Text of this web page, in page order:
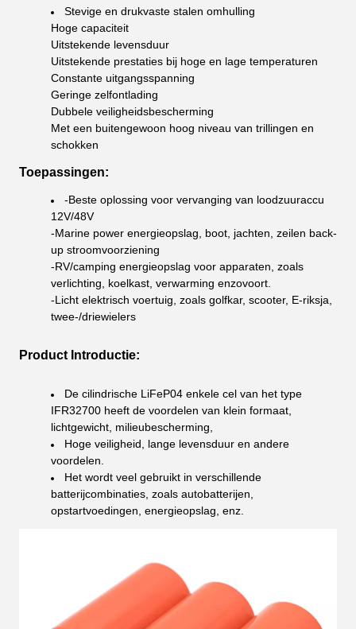
Stevige en drukvaste stalen omhulling
Hoge capaciteit
Uitstekende levensduur
Uitstekende prestaties bij hoge en lage temperaturen
Constante uitgangsspanning
Geringe zelfontlading
Dubbele veiligheidsbescherming
Met een buitengewoon hoog niveau van trillingen en
schokken
Toepassingen:
-Beste oplossing voor vervanging van loodzuuraccu
12V/48V
-Marine power energieopslag, boot, jachten, zeilen back-
up stroomvoorziening
-RV/camping energieopslag voor apparaten, zoals
verlichting, koelkast, verwarming enzovoort.
-Licht elektrisch voertuig, zoals golfkar, scooter, E-riksja,
twee-/driewielers
Product Introductie:
De cilindrische LiFeP04 enkele cel van het type
IFR32700 heeft de voordelen van klein formaat,
lichtgewicht, milieubescherming,
Hoge veiligheid, lange levensduur en andere
voordelen.
Het wordt veel gebruikt in verschillende
batterijcombinaties, zoals autobatterijen,
opstartvoedingen, energieopslag, enz.